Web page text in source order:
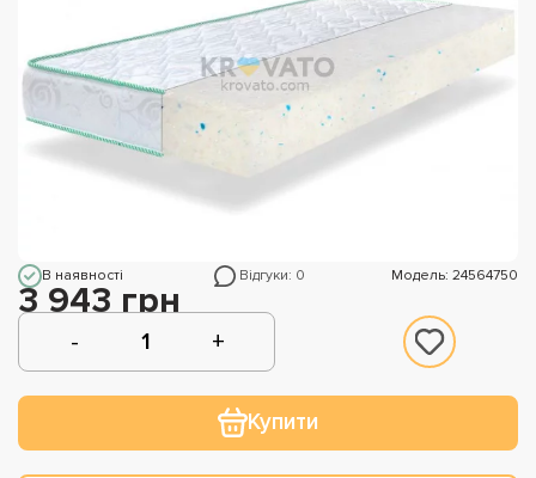
В наявності Відгуки: 0 Модель: 24564750
3 943 грн
Купити